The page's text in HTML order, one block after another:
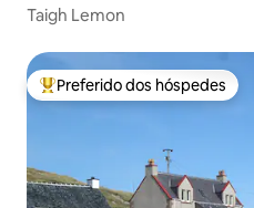
Taigh Lemon
Entre os melhores preferidos
Preferido dos hóspedes